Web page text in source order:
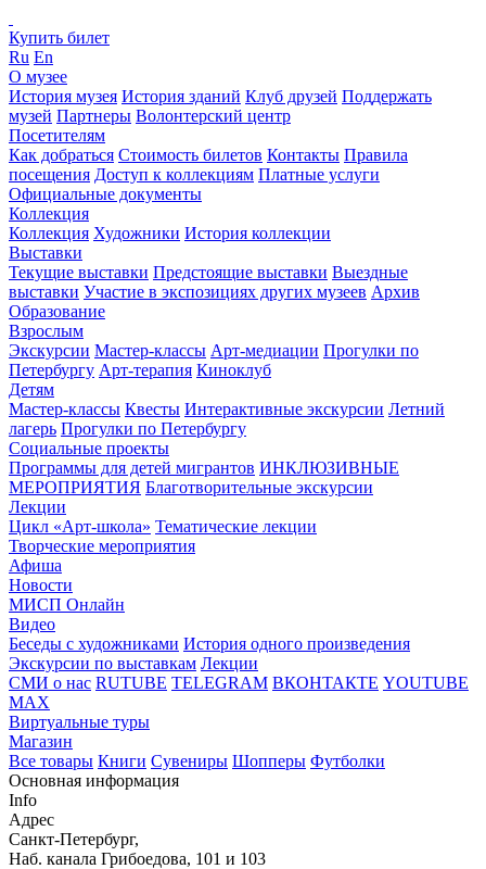
Купить билет
Ru En
О музее
История музея История зданий Клуб друзей Поддержать
музей Партнеры Волонтерский центр
Посетителям
Как добраться Стоимость билетов Контакты Правила
посещения Доступ к коллекциям Платные услуги
Официальные документы
Коллекция
Коллекция Художники История коллекции
Выставки
Текущие выставки Предстоящие выставки Выездные
выставки Участие в экспозициях других музеев Архив
Образование
Взрослым
Экскурсии Мастер-классы Арт-медиации Прогулки по
Петербургу Арт-терапия Киноклуб
Детям
Мастер-классы Квесты Интерактивные экскурсии Летний
лагерь Прогулки по Петербургу
Социальные проекты
Программы для детей мигрантов ИНКЛЮЗИВНЫЕ
МЕРОПРИЯТИЯ Благотворительные экскурсии
Лекции
Цикл «Арт-школа» Тематические лекции
Творческие мероприятия
Афиша
Новости
МИСП Онлайн
Видео
Беседы с художниками История одного произведения
Экскурсии по выставкам Лекции
СМИ о нас RUTUBE TELEGRAM ВКОНТАКТЕ YOUTUBE
MAX
Виртуальные туры
Магазин
Все товары Книги Сувениры Шопперы Футболки
Основная информация
Info
Адрес
Санкт-Петербург,
Наб. канала Грибоедова, 101 и 103